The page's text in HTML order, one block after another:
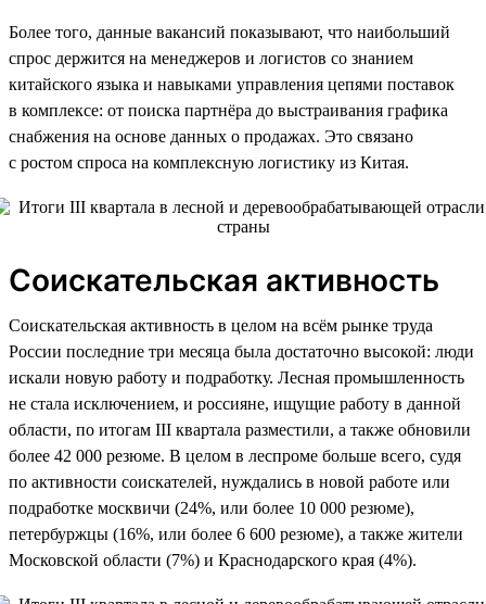
Более того, данные вакансий показывают, что наибольший
спрос держится на менеджеров и логистов со знанием
китайского языка и навыками управления цепями поставок
в комплексе: от поиска партнёра до выстраивания графика
снабжения на основе данных о продажах. Это связано
с ростом спроса на комплексную логистику из Китая.
Соискательская активность
Соискательская активность в целом на всём рынке труда
России последние три месяца была достаточно высокой: люди
искали новую работу и подработку. Лесная промышленность
не стала исключением, и россияне, ищущие работу в данной
области, по итогам III квартала разместили, а также обновили
более 42 000 резюме. В целом в леспроме больше всего, судя
по активности соискателей, нуждались в новой работе или
подработке москвичи (24%, или более 10 000 резюме),
петербуржцы (16%, или более 6 600 резюме), а также жители
Московской области (7%) и Краснодарского края (4%).